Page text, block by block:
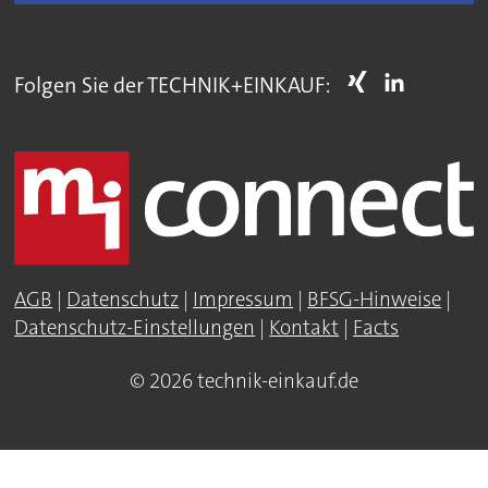
Folgen Sie der TECHNIK+EINKAUF:
AGB | Datenschutz | Impressum | BFSG-Hinweise |
Datenschutz-Einstellungen | Kontakt | Facts
© 2026 technik-einkauf.de